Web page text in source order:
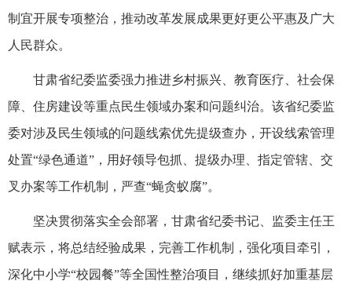
制宜开展专项整治，推动改革发展成果更好更公平惠及广大
人民群众。
甘肃省纪委监委强力推进乡村振兴、教育医疗、社会保
障、住房建设等重点民生领域办案和问题纠治。该省纪委监
委对涉及民生领域的问题线索优先提级查办，开设线索管理
处置“绿色通道”，用好领导包抓、提级办理、指定管辖、交
叉办案等工作机制，严查“蝇贪蚁腐”。
坚决贯彻落实全会部署，甘肃省纪委书记、监委主任王
赋表示，将总结经验成果，完善工作机制，强化项目牵引，
深化中小学“校园餐”等全国性整治项目，继续抓好加重基层